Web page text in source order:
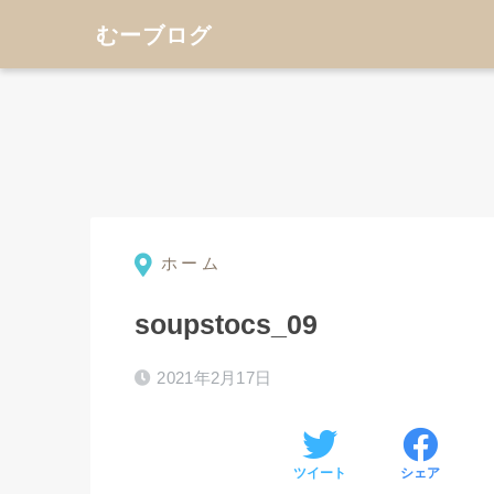
むーブログ
ホーム
soupstocs_09
2021年2月17日
ツイート シェア